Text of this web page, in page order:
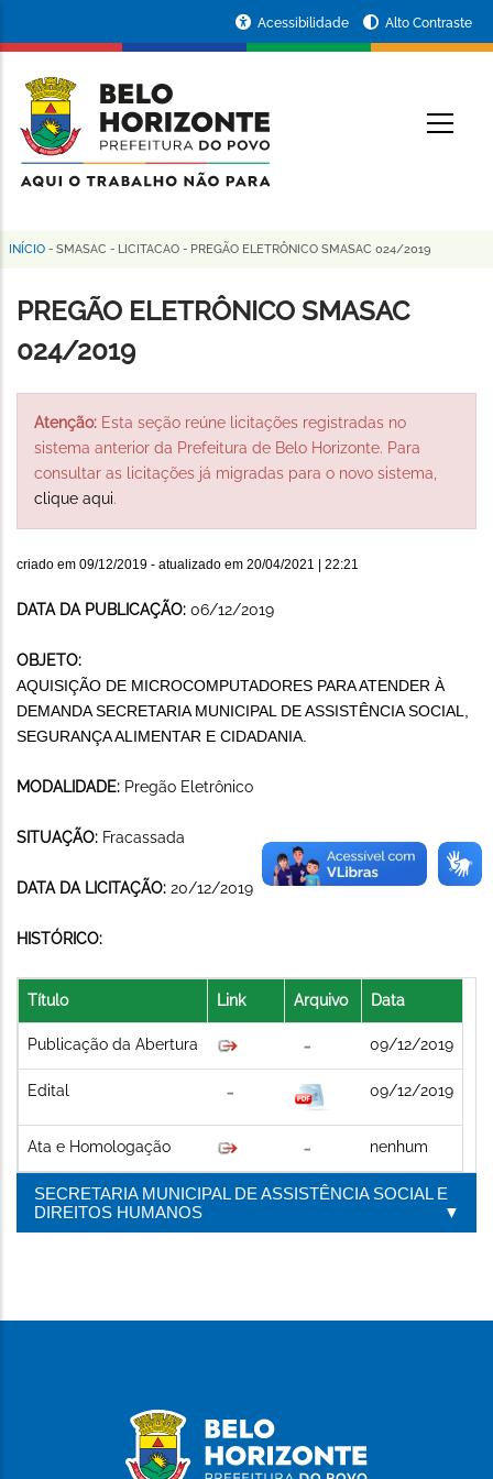
conteúdo
principal
da
Prefeitura
de
Horizonte
Acessibilidade Alto Contraste
Trilha
de
navegação
INÍCIO - SMASAC - LICITACAO - PREGÃO ELETRÔNICO SMASAC 024/2019
PREGÃO ELETRÔNICO SMASAC
024/2019
Atenção: Esta seção reúne licitações registradas no
sistema anterior da Prefeitura de Belo Horizonte. Para
consultar as licitações já migradas para o novo sistema,
clique aqui.
criado em 09/12/2019 - atualizado em 20/04/2021 | 22:21
DATA DA PUBLICAÇÃO: 06/12/2019
OBJETO:
AQUISIÇÃO DE MICROCOMPUTADORES PARA ATENDER À
DEMANDA SECRETARIA MUNICIPAL DE ASSISTÊNCIA SOCIAL,
SEGURANÇA ALIMENTAR E CIDADANIA.
MODALIDADE: Pregão Eletrônico
SITUAÇÃO: Fracassada
DATA DA LICITAÇÃO: 20/12/2019
HISTÓRICO:
Título Link Arquivo Data
Publicação da Abertura 09/12/2019
Edital 09/12/2019
Ata e Homologação nenhum
SECRETARIA MUNICIPAL DE ASSISTÊNCIA SOCIAL E
DIREITOS HUMANOS